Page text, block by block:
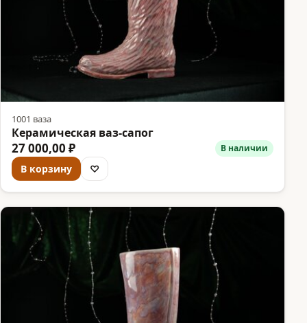
1001 ваза
Керамическая ваз-сапог
27 000,00 ₽ В наличии
В корзину ♡